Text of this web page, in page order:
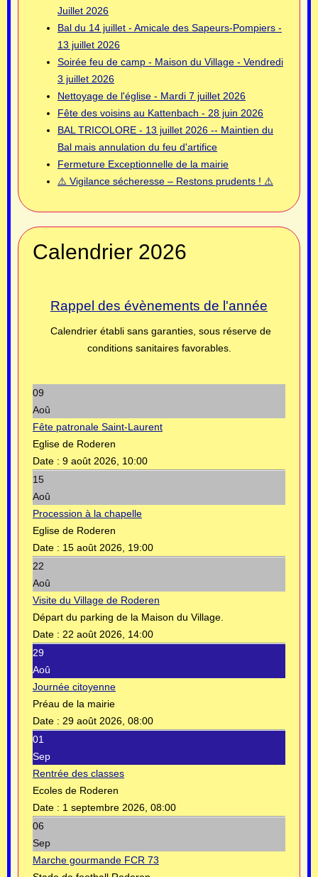
Juillet 2026
Bal du 14 juillet - Amicale des Sapeurs-Pompiers -
13 juillet 2026
Soirée feu de camp - Maison du Village - Vendredi
3 juillet 2026
Nettoyage de l'église - Mardi 7 juillet 2026
Fête des voisins au Kattenbach - 28 juin 2026
BAL TRICOLORE - 13 juillet 2026 -- Maintien du
Bal mais annulation du feu d'artifice
Fermeture Exceptionnelle de la mairie
⚠️ Vigilance sécheresse – Restons prudents ! ⚠️
Calendrier 2026
Rappel des évènements de l'année
Calendrier établi sans garanties, sous réserve de
conditions sanitaires favorables.
09
Aoû
Fête patronale Saint-Laurent
Eglise de Roderen
Date : 9 août 2026, 10:00
15
Aoû
Procession à la chapelle
Eglise de Roderen
Date : 15 août 2026, 19:00
22
Aoû
Visite du Village de Roderen
Départ du parking de la Maison du Village.
Date : 22 août 2026, 14:00
29
Aoû
Journée citoyenne
Préau de la mairie
Date : 29 août 2026, 08:00
01
Sep
Rentrée des classes
Ecoles de Roderen
Date : 1 septembre 2026, 08:00
06
Sep
Marche gourmande FCR 73